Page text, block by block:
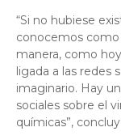
“Si no hubiese
conocemos como
manera, como
ligada a las redes
imaginario. Hay
sociales sobre el
químicas”,